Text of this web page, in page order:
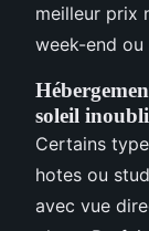
meilleur prix
week-end ou
soleil
Certains
hotes ou
avec vue